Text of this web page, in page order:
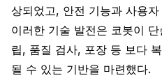
상되었고, 안전 기능과 사용
이러한 기술 발전은 코봇이
립, 품질 검사, 포장 등 보다
될 수 있는 기반을 마련했다.